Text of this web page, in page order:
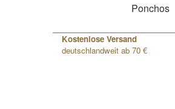
Ponchos
Kostenlose Versand
deutschlandweit ab 70 €